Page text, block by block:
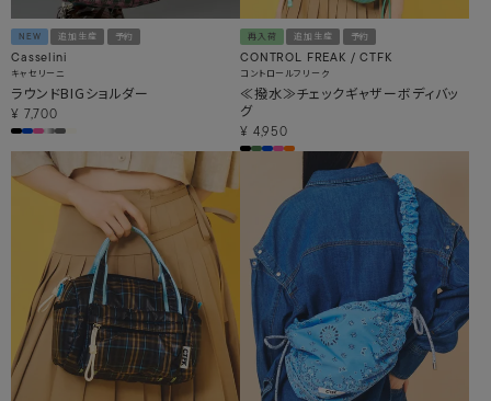
NEW 追加生産 予約
Casselini
キャセリーニ
ラウンドBIGショルダー
¥ 7,700
再入荷 追加生産 予約
CONTROL FREAK / CTFK
コントロールフリーク
≪撥水≫チェックギャザーボディバッ
グ
¥ 4,950